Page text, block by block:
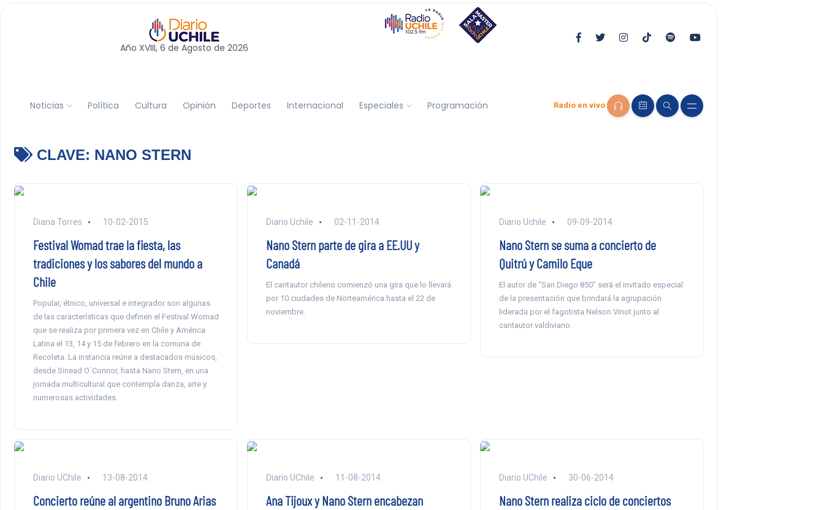
Año XVIII, 6 de Agosto de 2026
Noticias Política Cultura Opinión Deportes Internacional Especiales Programación Radio en vivo
CLAVE: NANO STERN
Diana Torres 10-02-2015
Festival Womad trae la fiesta, las
tradiciones y los sabores del mundo a
Chile
Popular, étnico, universal e integrador son algunas
de las características que definen el Festival Womad
que se realiza por primera vez en Chile y América
Latina el 13, 14 y 15 de febrero en la comuna de
Recoleta. La instancia reúne a destacados músicos,
desde Sinead O´Connor, hasta Nano Stern, en una
jornada multicultural que contempla danza, arte y
numerosas actividades.
Diario Uchile 02-11-2014
Nano Stern parte de gira a EE.UU y
Canadá
El cantautor chileno comienzó una gira que lo llevará
por 10 ciudades de Norteamérica hasta el 22 de
noviembre.
Diario Uchile 09-09-2014
Nano Stern se suma a concierto de
Quitrú y Camilo Eque
El autor de “San Diego 850” será el invitado especial
de la presentación que brindará la agrupación
liderada por el fagotista Nelson Vinot junto al
cantautor valdiviano.
Diario UChile 13-08-2014
Concierto reúne al argentino Bruno Arias
Diario UChile 11-08-2014
Ana Tijoux y Nano Stern encabezan
Diario UChile 30-06-2014
Nano Stern realiza ciclo de conciertos